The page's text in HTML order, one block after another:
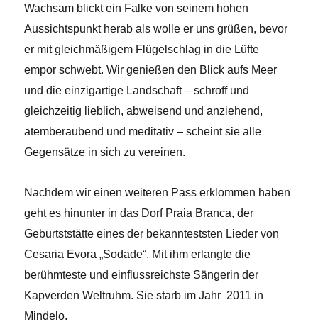
Wachsam blickt ein Falke von seinem hohen
Aussichtspunkt herab als wolle er uns grüßen, bevor
er mit gleichmäßigem Flügelschlag in die Lüfte
empor schwebt. Wir genießen den Blick aufs Meer
und die einzigartige Landschaft – schroff und
gleichzeitig lieblich, abweisend und anziehend,
atemberaubend und meditativ – scheint sie alle
Gegensätze in sich zu vereinen.
Nachdem wir einen weiteren Pass erklommen haben
geht es hinunter in das Dorf Praia Branca, der
Geburtststätte eines der bekannteststen Lieder von
Cesaria Evora „Sodade“. Mit ihm erlangte die
berühmteste und einflussreichste Sängerin der
Kapverden Weltruhm. Sie starb im Jahr 2011 in
Mindelo.